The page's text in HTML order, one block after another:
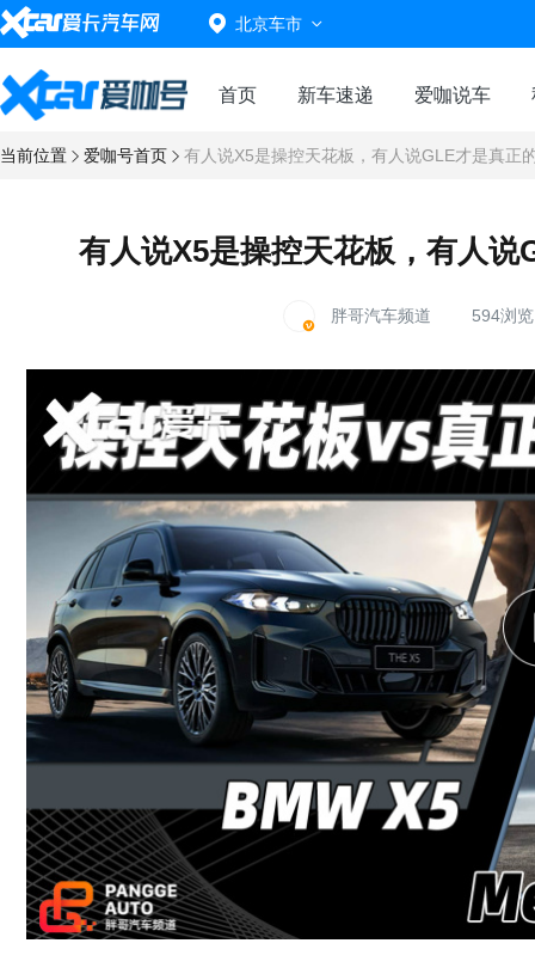
北京车市
首页 新车速递 爱咖说车
当前位置 爱咖号首页 有人说X5是操控天花板，有人说GLE才是真正
有人说X5是操控天花板，有人
胖哥汽车频道 594浏览